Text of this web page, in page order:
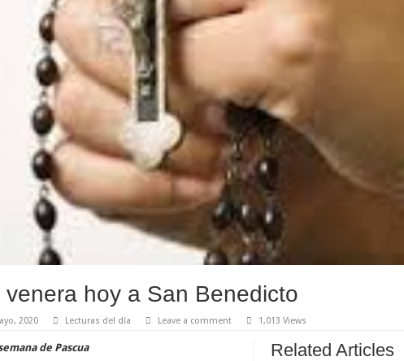
venera hoy a San Benedicto
2020 Lecturas del día Leave a comment 1,013 Views
Related Articles
de Pascua